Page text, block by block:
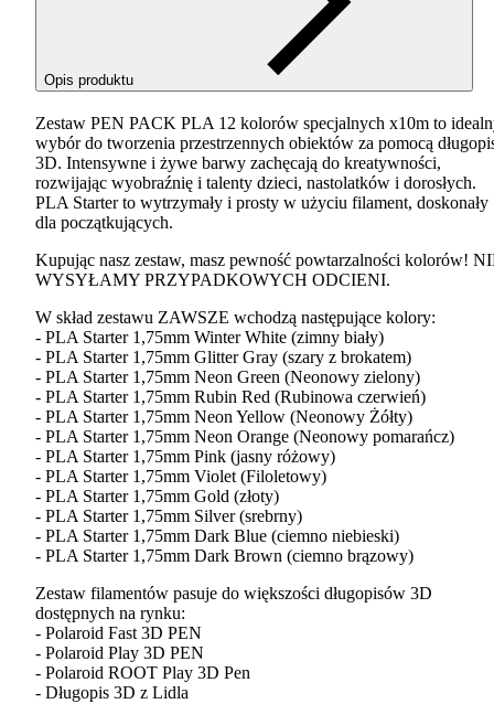
Opis produktu
Zestaw PEN PACK PLA 12 kolorów specjalnych x10m to
wybór do tworzenia przestrzennych obiektów za pomocą
3D. Intensywne i żywe barwy zachęcają do kreatywności,
rozwijając wyobraźnię i talenty dzieci, nastolatków i dorosłych.
PLA Starter to wytrzymały i prosty w użyciu filament, doskonały
dla początkujących.
Kupując nasz zestaw, masz pewność powtarzalności kolorów!
WYSYŁAMY PRZYPADKOWYCH ODCIENI.
W skład zestawu ZAWSZE wchodzą następujące kolory:
- PLA Starter 1,75mm Winter White (zimny biały)
- PLA Starter 1,75mm Glitter Gray (szary z brokatem)
- PLA Starter 1,75mm Neon Green (Neonowy zielony)
- PLA Starter 1,75mm Rubin Red (Rubinowa czerwień)
- PLA Starter 1,75mm Neon Yellow (Neonowy Żółty)
- PLA Starter 1,75mm Neon Orange (Neonowy pomarańcz)
- PLA Starter 1,75mm Pink (jasny różowy)
- PLA Starter 1,75mm Violet (Filoletowy)
- PLA Starter 1,75mm Gold (złoty)
- PLA Starter 1,75mm Silver (srebrny)
- PLA Starter 1,75mm Dark Blue (ciemno niebieski)
- PLA Starter 1,75mm Dark Brown (ciemno brązowy)
Zestaw filamentów pasuje do większości długopisów 3D
dostępnych na rynku:
- Polaroid Fast 3D PEN
- Polaroid Play 3D PEN
- Polaroid ROOT Play 3D Pen
- Długopis 3D z Lidla